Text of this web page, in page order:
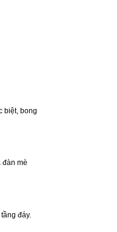
biệt, bong
đàn mè
đáy.